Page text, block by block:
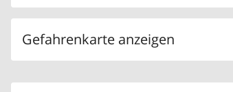
Gefahrenkarte anzeigen